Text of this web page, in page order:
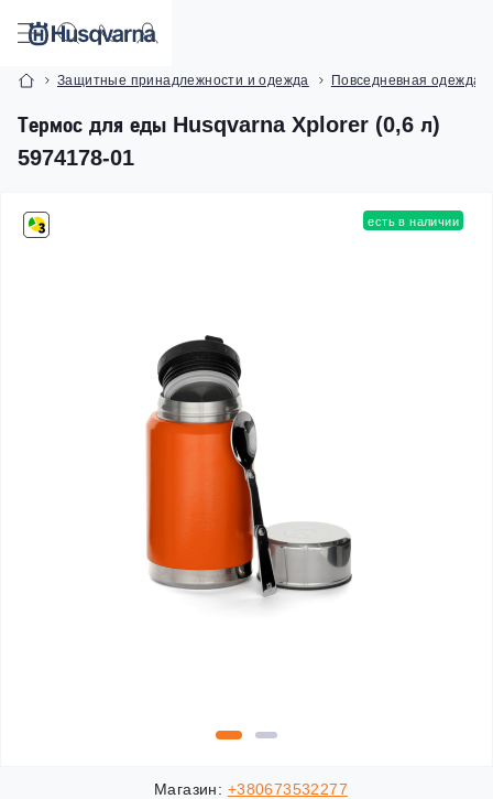
Защитные принадлежности и одежда Повседневная одежда
Термос для еды Husqvarna Xplorer (0,6 л)
5974178-01
есть в наличии
Магазин: +380673532277